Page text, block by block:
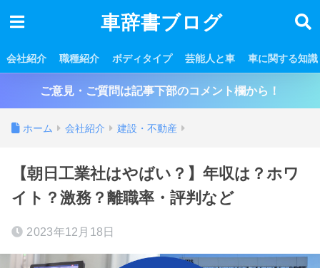
車辞書ブログ
会社紹介 職種紹介 ボディタイプ 芸能人と車 車に関する知識
ご意見・ご質問は記事下部のコメント欄から！
ホーム 会社紹介 建設・不動産
【朝日工業社はやばい？】年収は？ホワ
イト？激務？離職率・評判など
2023年12月18日